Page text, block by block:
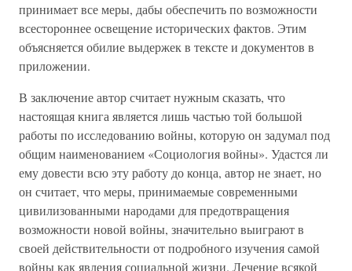
принимает все меры, дабы обеспечить по возможности
всестороннее освещение исторических фактов. Этим
объясняется обилие выдержек в тексте и документов в
приложении.
В заключение автор считает нужным сказать, что
настоящая книга является лишь частью той большой
работы по исследованию войны, которую он задумал под
общим наименованием «Социология войны». Удастся ли
ему довести всю эту работу до конца, автор не знает, но
он считает, что меры, принимаемые современными
цивилизованными народами для предотвращения
возможности новой войны, значительно выиграют в
своей действительности от подробного изучения самой
войны как явления социальной жизни. Лечение всякой